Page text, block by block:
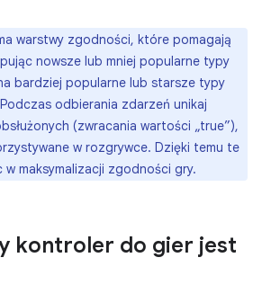
warstwy zgodności, które pomagają
nowsze lub mniej popularne typy
bardziej popularne lub starsze typy
odbierania zdarzeń unikaj
(zwracania wartości „true”),
w rozgrywce. Dzięki temu te
maksymalizacji zgodności gry.
kontroler do gier jest